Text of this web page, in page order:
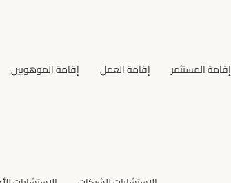
إقامة المستثمر إقامة العمل إقامة الموهوبين